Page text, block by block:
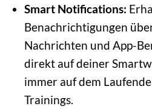
Smart Notifications:
Benachrichtigungen
Nachrichten und App-
direkt auf deiner
immer auf dem
Trainings.